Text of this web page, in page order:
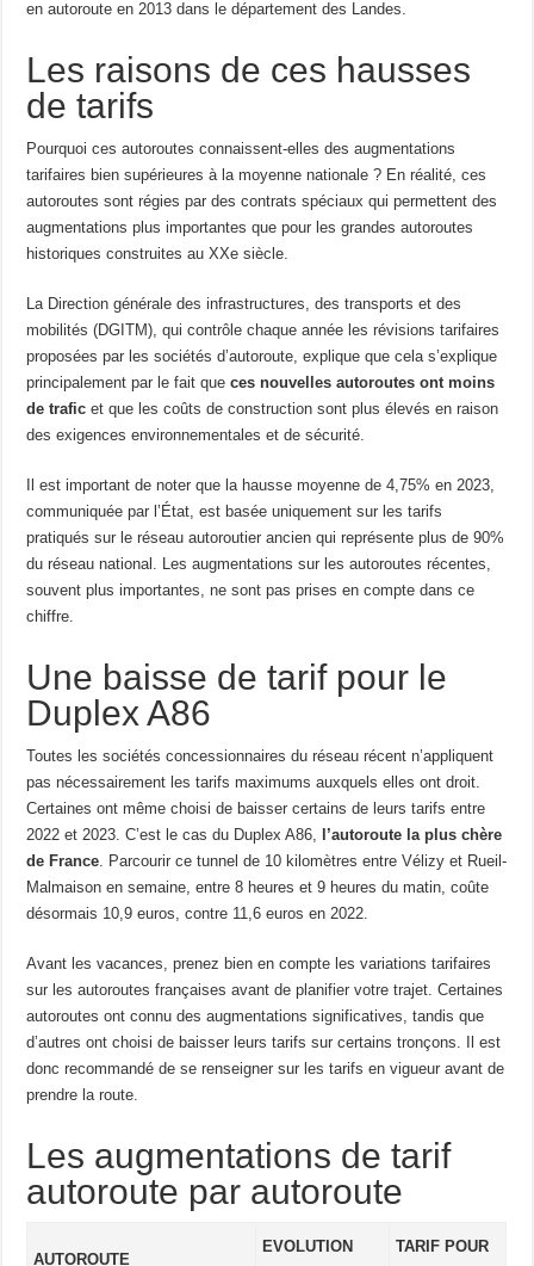
en autoroute en 2013 dans le département des Landes.
Les raisons de ces hausses
de tarifs
Pourquoi ces autoroutes connaissent-elles des augmentations
tarifaires bien supérieures à la moyenne nationale ? En réalité, ces
autoroutes sont régies par des contrats spéciaux qui permettent des
augmentations plus importantes que pour les grandes autoroutes
historiques construites au XXe siècle.
La Direction générale des infrastructures, des transports et des
mobilités (DGITM), qui contrôle chaque année les révisions tarifaires
proposées par les sociétés d’autoroute, explique que cela s’explique
principalement par le fait queces nouvelles autoroutes ont moins
de trafic et que les coûts de construction sont plus élevés en raison
des exigences environnementales et de sécurité.
Il est important de noter que la hausse moyenne de 4,75% en 2023,
communiquée par l’État, est basée uniquement sur les tarifs
pratiqués sur le réseau autoroutier ancien qui représente plus de 90%
du réseau national. Les augmentations sur les autoroutes récentes,
souvent plus importantes, ne sont pas prises en compte dans ce
chiffre.
Une baisse de tarif pour le
Duplex A86
Toutes les sociétés concessionnaires du réseau récent n’appliquent
pas nécessairement les tarifs maximums auxquels elles ont droit.
Certaines ont même choisi de baisser certains de leurs tarifs entre
2022 et 2023. C’est le cas du Duplex A86,
l’autoroute la plus chère
de France . Parcourir ce tunnel de 10 kilomètres entre Vélizy et Rueil-
Malmaison en semaine, entre 8 heures et 9 heures du matin, coûte
désormais 10,9 euros, contre 11,6 euros en 2022.
Avant les vacances, prenez bien en compte les variations tarifaires
sur les autoroutes françaises avant de planifier votre trajet. Certaines
autoroutes ont connu des augmentations significatives, tandis que
d’autres ont choisi de baisser leurs tarifs sur certains tronçons. Il est
donc recommandé de se renseigner sur les tarifs en vigueur avant de
prendre la route.
Les augmentations de tarif
autoroute par autoroute
AUTOROUTE
EVOLUTION
TARIF POUR